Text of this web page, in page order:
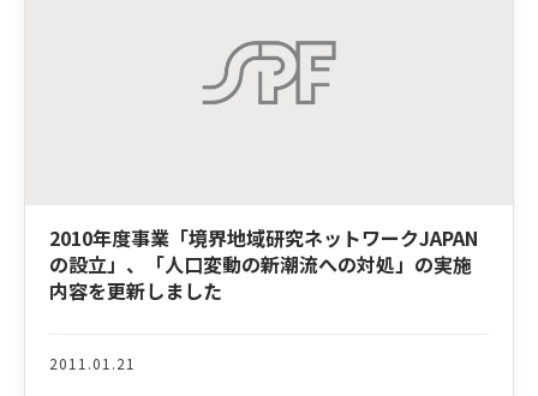
2010年度事業「境界地域研究ネットワークJAPAN
の設立」、「人口変動の新潮流への対処」の実施
内容を更新しました
2011.01.21